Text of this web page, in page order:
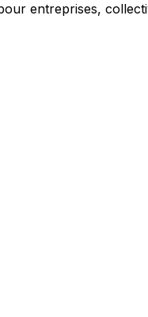
entreprises,